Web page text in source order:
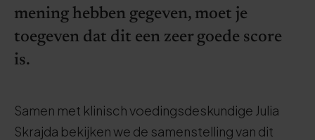
mening hebben gegeven, moet je
toegeven dat dit een zeer goede score
is.
Samen met klinisch voedingsdeskundige Julia
Skrajda bekijken we de samenstelling van dit